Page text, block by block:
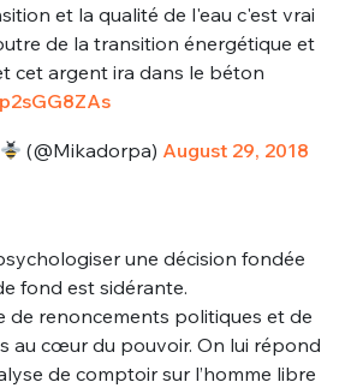
et la qualité de l'eau c'est vrai
de la transition énergétique et
cet argent ira dans le béton
(@Mikadorpa) August 29, 2018
une décision fondée
fond est sidérante.
de renoncements politiques et de
au cœur du pouvoir. On lui répond
de comptoir sur l’homme libre